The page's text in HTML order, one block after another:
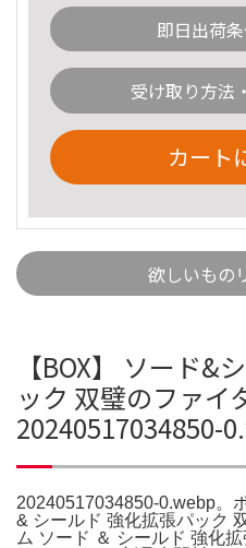
即日出荷
受け取り方法
カート
欲しいもの
【BOX】 ソード&
ック 双璧のファイ
20240517034850-
20240517034850-0.webp。
& シールド 強化拡張パック
ム ソード ＆ シールド 強化